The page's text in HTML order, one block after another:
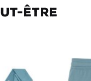
être